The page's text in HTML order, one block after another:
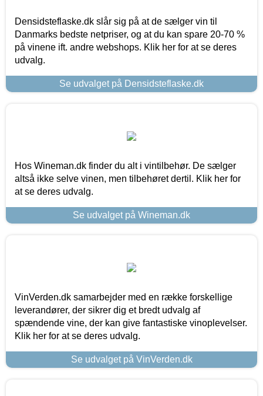
Densidsteflaske.dk slår sig på at de sælger vin til
Danmarks bedste netpriser, og at du kan spare 20-70 %
på vinene ift. andre webshops. Klik her for at se deres
udvalg.
Se udvalget på Densidsteflaske.dk
Hos Wineman.dk finder du alt i vintilbehør. De sælger
altså ikke selve vinen, men tilbehøret dertil. Klik her for
at se deres udvalg.
Se udvalget på Wineman.dk
VinVerden.dk samarbejder med en række forskellige
leverandører, der sikrer dig et bredt udvalg af
spændende vine, der kan give fantastiske vinoplevelser.
Klik her for at se deres udvalg.
Se udvalget på VinVerden.dk